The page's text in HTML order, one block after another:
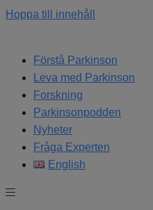
Hoppa till innehåll
Förstå Parkinson
Leva med Parkinson
Forskning
Parkinsonpodden
Nyheter
Fråga Experten
English